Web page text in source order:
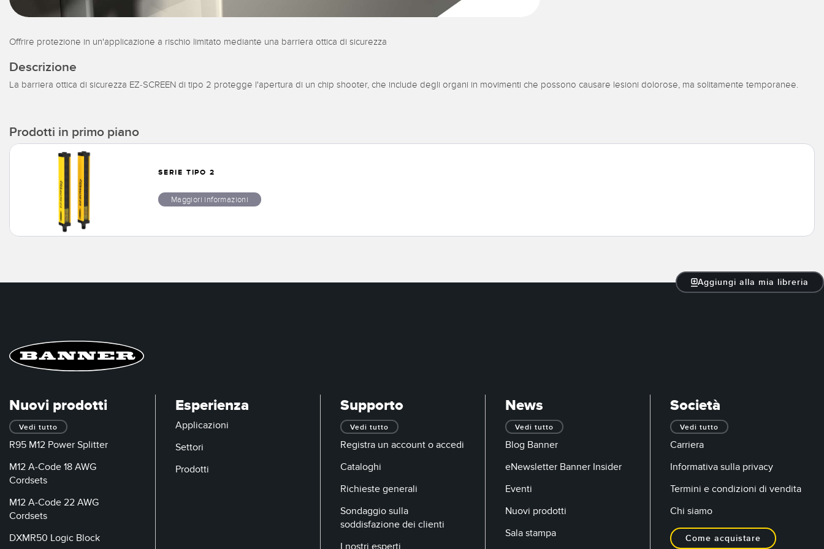
Offrire protezione in un'applicazione a rischio limitato mediante una barriera ottica di sicurezza
Descrizione
La barriera ottica di sicurezza EZ-SCREEN di tipo 2 protegge l'apertura di un chip shooter, che include degli organi in movimenti che possono causare lesioni dolorose, ma solitamente temporanee.
Prodotti in primo piano
SERIE TIPO 2
Maggiori informazioni
Aggiungi alla mia libreria
Nuovi prodotti
Vedi tutto
R95 M12 Power Splitter
M12 A-Code 18 AWG
Cordsets
M12 A-Code 22 AWG
Cordsets
DXMR50 Logic Block
Esperienza
Applicazioni
Settori
Prodotti
Supporto
Vedi tutto
Registra un account o accedi
Cataloghi
Richieste generali
Sondaggio sulla
soddisfazione dei clienti
I nostri esperti
News
Vedi tutto
Blog Banner
eNewsletter Banner Insider
Eventi
Nuovi prodotti
Sala stampa
Società
Vedi tutto
Carriera
Informativa sulla privacy
Termini e condizioni di vendita
Chi siamo
Come acquistare